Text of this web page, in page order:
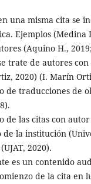
una misma cita se
Ejemplos (Medina
(Aquino H.,
trate de autores
2020) (I. Marín
de traducciones de
de las citas con
de la institución
2020).
es un contenido
de la cita en